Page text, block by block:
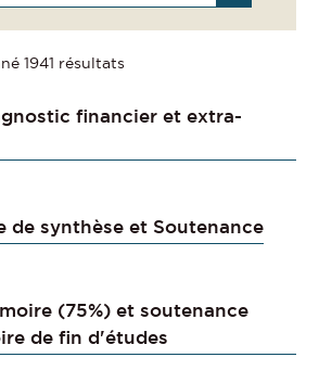
1941 résultats
financier et extra-
de synthèse et Soutenance
(75%) et soutenance
de fin d'études